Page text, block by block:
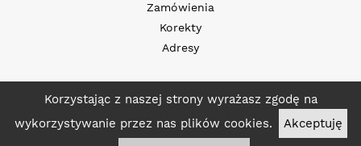
Korzystając z naszej strony wyrażasz zgodę na
wykorzystywanie przez nas plików cookies.
Akceptuję
Zamówienia
Korekty
Adresy